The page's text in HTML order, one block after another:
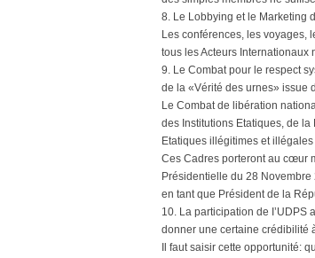
8. Le Lobbying et le Marketing
Les conférences, les voyages,
tous les Acteurs
9. Le Combat pour le respect
de la «Vérité des urnes» issue
Le Combat de libération
des Institutions Etatiques, de
Etatiques illégitimes et
Ces Cadres porteront au cœur
Présidentielle du 28
en tant que Président de la
10. La participation de
donner une certaine crédibilité
Il faut saisir cette opportunité: